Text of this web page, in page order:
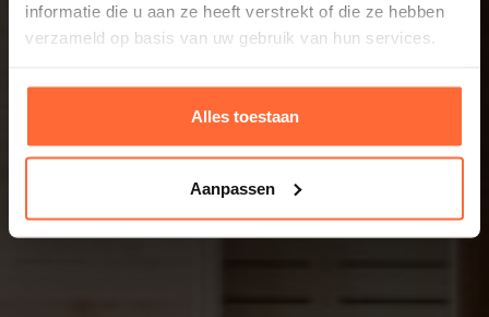
informatie die u aan ze heeft verstrekt of die ze hebben
verzameld op basis van uw gebruik van hun services.
Alles toestaan
Aanpassen